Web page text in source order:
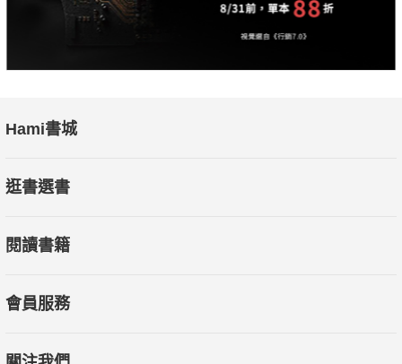
Hami書城
逛書選書
閱讀書籍
會員服務